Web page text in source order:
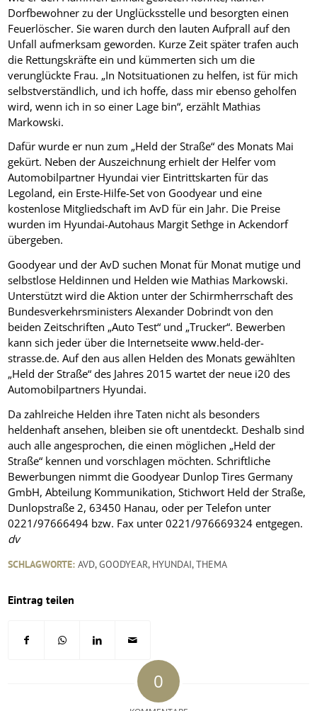
Dorfbewohner zu der Unglücksstelle und besorgten einen
Feuerlöscher. Sie waren durch den lauten Aufprall auf den
Unfall aufmerksam geworden. Kurze Zeit später trafen auch
die Rettungskräfte ein und kümmerten sich um die
verunglückte Frau. „In Notsituationen zu helfen, ist für mich
selbstverständlich, und ich hoffe, dass mir ebenso geholfen
wird, wenn ich in so einer Lage bin“, erzählt Mathias
Markowski.
Dafür wurde er nun zum „Held der Straße“ des Monats Mai
gekürt. Neben der Auszeichnung erhielt der Helfer vom
Automobilpartner Hyundai vier Eintrittskarten für das
Legoland, ein Erste-Hilfe-Set von Goodyear und eine
kostenlose Mitgliedschaft im AvD für ein Jahr. Die Preise
wurden im Hyundai-Autohaus Margit Sethge in Ackendorf
übergeben.
Goodyear und der AvD suchen Monat für Monat mutige und
selbstlose Heldinnen und Helden wie Mathias Markowski.
Unterstützt wird die Aktion unter der Schirmherrschaft des
Bundesverkehrsministers Alexander Dobrindt von den
beiden Zeitschriften „Auto Test“ und „Trucker“. Bewerben
kann sich jeder über die Internetseite www.held-der-
strasse.de. Auf den aus allen Helden des Monats gewählten
„Held der Straße“ des Jahres 2015 wartet der neue i20 des
Automobilpartners Hyundai.
Da zahlreiche Helden ihre Taten nicht als besonders
heldenhaft ansehen, bleiben sie oft unentdeckt. Deshalb sind
auch alle angesprochen, die einen möglichen „Held der
Straße“ kennen und vorschlagen möchten. Schriftliche
Bewerbungen nimmt die Goodyear Dunlop Tires Germany
GmbH, Abteilung Kommunikation, Stichwort Held der Straße,
Dunlopstraße 2, 63450 Hanau, oder per Telefon unter
0221/97666494 bzw. Fax unter 0221/976669324 entgegen.
dv
SCHLAGWORTE: AVD,GOODYEAR, HYUNDAI,THEMA
Eintrag teilen
0